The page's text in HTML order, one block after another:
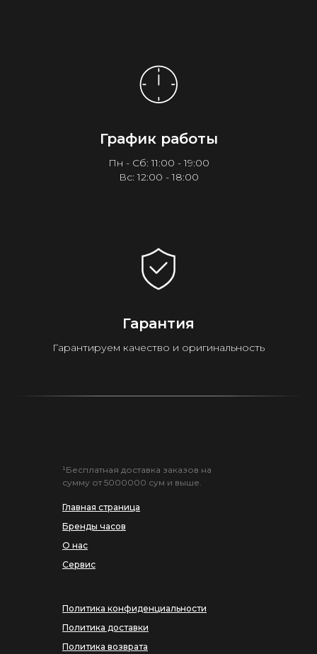
График работы
Пн - Сб: 11:00 - 19:00
Вс: 12:00 - 18:00
Гарантия
Гарантируем качество и оригинальность
Главная страница
Бренды часов
О нас
Сервис
¹Бесплатная доставка заказов на
сумму от 5000000 сум и выше.
Политика конфиденциальности
Политика доставки
Политика возврата